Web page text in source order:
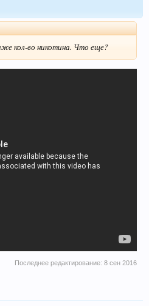
кол-во никотина. Что еще?
Последнее редактирование: 8 сен 2016